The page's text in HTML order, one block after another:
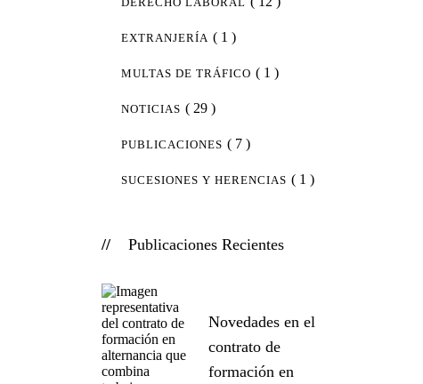
EXTRANJERÍA ( 1 )
MULTAS DE TRÁFICO ( 1 )
NOTICIAS ( 29 )
PUBLICACIONES ( 7 )
SUCESIONES Y HERENCIAS ( 1 )
Publicaciones Recientes
Novedades en el
contrato de
formación en